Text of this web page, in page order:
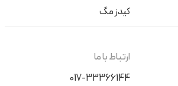
کیدز مگ
ارتباط با ما
017-33366144